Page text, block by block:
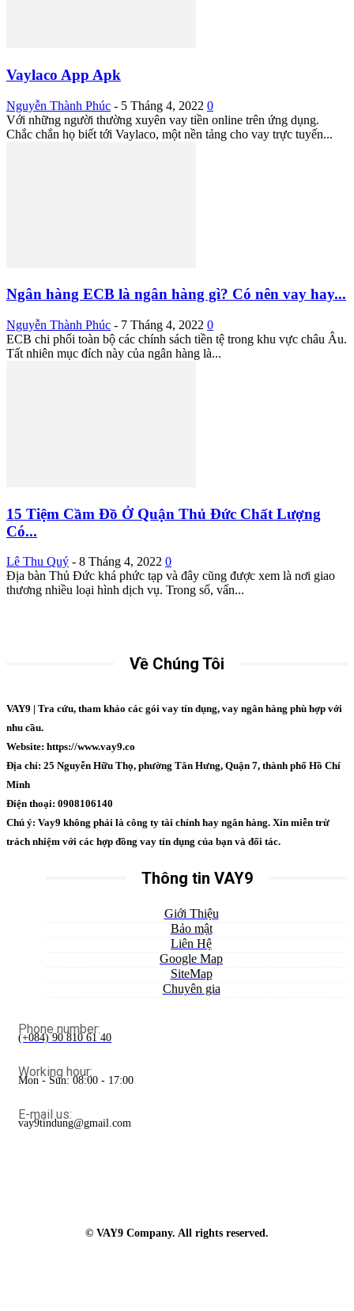
Vaylaco App Apk
Nguyễn Thành Phúc - 5 Tháng 4, 2022 0
Với những người thường xuyên vay tiền online trên ứng dụng.
Chắc chắn họ biết tới Vaylaco, một nền tảng cho vay trực tuyến...
Ngân hàng ECB là ngân hàng gì? Có nên vay hay...
Nguyễn Thành Phúc - 7 Tháng 4, 2022 0
ECB chi phối toàn bộ các chính sách tiền tệ trong khu vực châu Âu.
Tất nhiên mục đích này của ngân hàng là...
15 Tiệm Cầm Đồ Ở Quận Thủ Đức Chất Lượng
Có...
Lê Thu Quý - 8 Tháng 4, 2022 0
Địa bàn Thủ Đức khá phức tạp và đây cũng được xem là nơi giao
thương nhiều loại hình dịch vụ. Trong số, vấn...
Về Chúng Tôi
VAY9 | Tra cứu, tham khảo các gói vay tín dụng, vay ngân hàng phù hợp với
nhu cầu.
Website: https://www.vay9.co
Địa chỉ: 25 Nguyễn Hữu Thọ, phường Tân Hưng, Quận 7, thành phố Hồ Chí
Minh
Điện thoại: 0908106140
Chú ý: Vay9 không phải là công ty tài chính hay ngân hàng. Xin miễn trừ
trách nhiệm với các hợp đồng vay tín dụng của bạn và đối tác.
Thông tin VAY9
Giới Thiệu
Bảo mật
Liên Hệ
Google Map
SiteMap
Chuyên gia
Phone number:
(+084) 90 810 61 40
Working hour:
Mon - Sun: 08:00 - 17:00
E-mail us:
vay9tindung@gmail.com
© VAY9 Company. All rights reserved.